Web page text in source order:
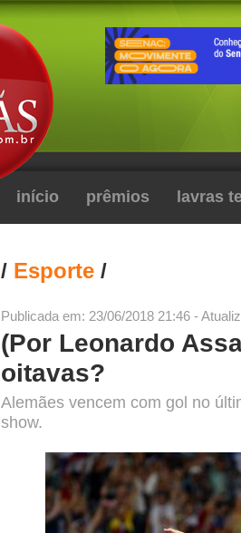
início prêmios lavras
/ Esporte /
Publicada em: 23/06/2018 21:46 -
(Por Leonardo
oitavas?
Alemães vencem com gol no
show.